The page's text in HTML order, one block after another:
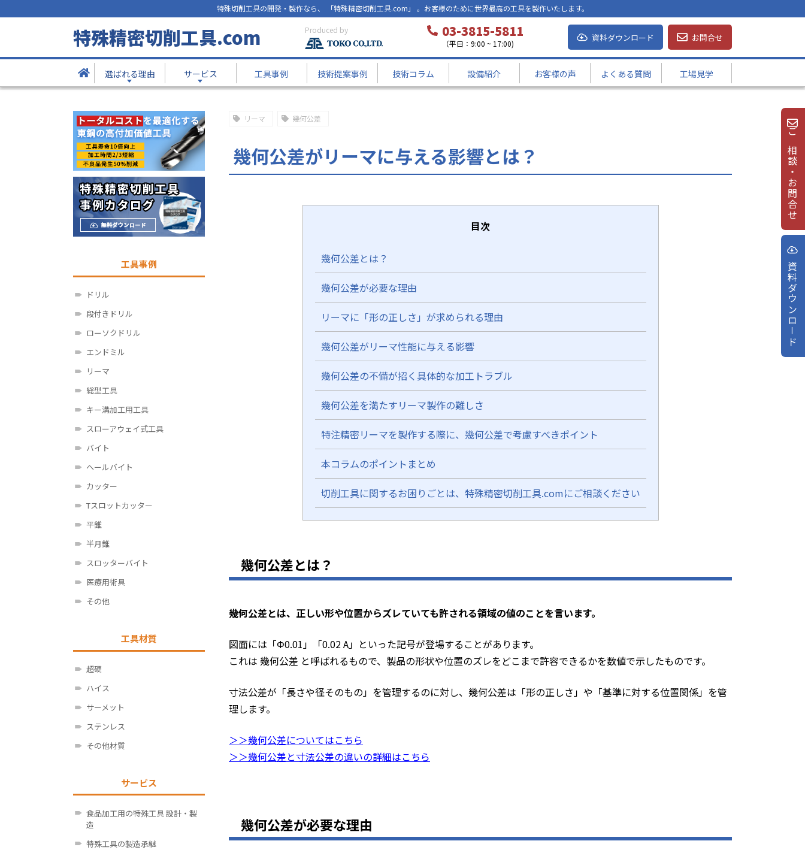
特殊切削工具の開発・製作なら、 「特殊精密切削工具.com」 。お客様のために世界最高の工具を製作いたします。
特殊精密切削工具.com Produced by 03-3815-5811
（平日：9:00 ~ 17:00)
資料ダウンロード お問合せ
選ばれる理由 サービス 工具事例 技術提案事例 技術コラム 設備紹介 お客様の声 よくある質問 工場見学
技術コラム - Column -
TOP 技術コラム 幾何公差がリーマに与える影響とは？
リーマ 幾何公差
幾何公差がリーマに与える影響とは？
目次
幾何公差とは？
幾何公差が必要な理由
リーマに「形の正しさ」が求められる理由
幾何公差がリーマ性能に与える影響
幾何公差の不備が招く具体的な加工トラブル
幾何公差を満たすリーマ製作の難しさ
特注精密リーマを製作する際に、幾何公差で考慮すべきポイント
本コラムのポイントまとめ
切削工具に関するお困りごとは、特殊精密切削工具.comにご相談ください
幾何公差とは？
幾何公差とは、正しい形や位置からズレていても許される領域の値のことを言います。
図面には「Φ0.01」「0.02 A」といった記号が登場することがあります。
これは 幾何公差 と呼ばれるもので、製品の形状や位置のズレをどこまで許容できるかを数値で示したものです。
寸法公差が「長さや径そのもの」を管理するのに対し、幾何公差は「形の正しさ」や「基準に対する位置関係」を管
理します。
＞＞幾何公差についてはこちら
＞＞幾何公差と寸法公差の違いの詳細はこちら
幾何公差が必要な理由
工具事例
ドリル
段付きドリル
ローソクドリル
エンドミル
リーマ
総型工具
キー溝加工用工具
スローアウェイ式工具
バイト
ヘールバイト
カッター
Tスロットカッター
平錐
半月錐
スロッターバイト
医療用術具
その他
工具材質
超硬
ハイス
サーメット
ステンレス
その他材質
サービス
食品加工用の特殊工具 設計・製
造
特殊工具の製造承継
ご相談・お問合せ
資料ダウンロ－ド